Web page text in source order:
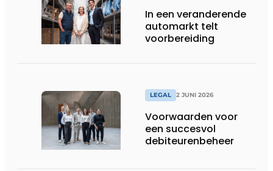
In een veranderende
automarkt telt
voorbereiding
LEGAL 2 JUNI 2026
Voorwaarden voor
een succesvol
debiteurenbeheer